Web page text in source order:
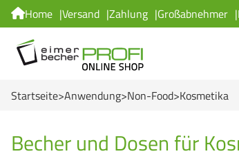
Home Versand Zahlung Großabnehmer
Startseite Anwendung Non-Food Kosmetika
Becher und Dosen für